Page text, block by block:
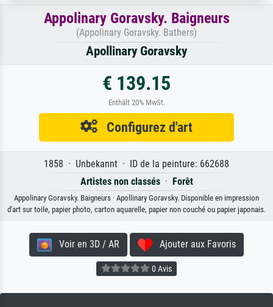
Appolinary Goravsky. Baigneurs
(Appolinary Goravsky. Bathers)
Apollinary Goravsky
€ 139.15
Enthält 20% MwSt.
Configurez d'art
1858 · Unbekannt · ID de la peinture: 662688
Artistes non classés· Forêt
Appolinary Goravsky. Baigneurs · Apollinary Goravsky. Disponible en impression
d'art sur toile, papier photo, carton aquarelle, papier non couché ou papier japonais.
Voir en 3D / AR Ajouter aux Favoris
0 Avis